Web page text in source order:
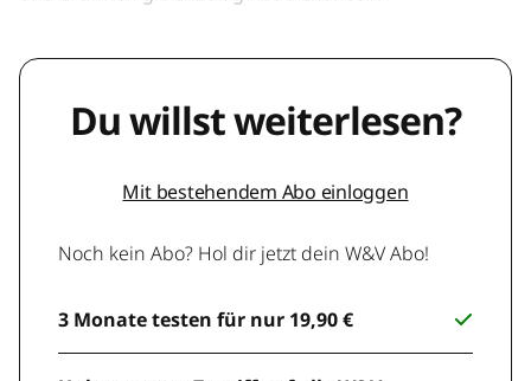
Du willst weiterlesen?
Mit bestehendem Abo einloggen
Noch kein Abo? Hol dir jetzt dein W&V Abo!
3 Monate testen für nur 19,90 €